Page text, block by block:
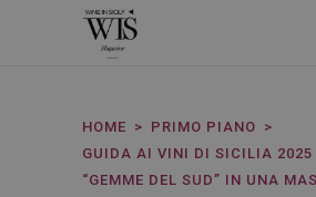
HOME
PRIMO PIANO
GUIDA AI VINI DI SICILIA 2025
“GEMME DEL SUD” IN UNA